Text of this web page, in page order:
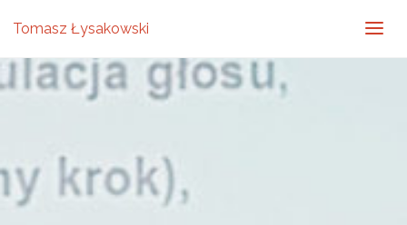
Tomasz Łysakowski